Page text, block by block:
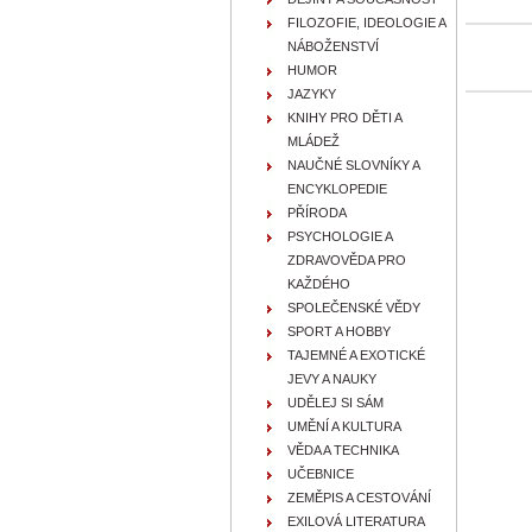
FILOZOFIE, IDEOLOGIE A
NÁBOŽENSTVÍ
HUMOR
JAZYKY
KNIHY PRO DĚTI A
MLÁDEŽ
NAUČNÉ SLOVNÍKY A
ENCYKLOPEDIE
PŘÍRODA
PSYCHOLOGIE A
ZDRAVOVĚDA PRO
KAŽDÉHO
SPOLEČENSKÉ VĚDY
SPORT A HOBBY
TAJEMNÉ A EXOTICKÉ
JEVY A NAUKY
UDĚLEJ SI SÁM
UMĚNÍ A KULTURA
VĚDA A TECHNIKA
UČEBNICE
ZEMĚPIS A CESTOVÁNÍ
EXILOVÁ LITERATURA